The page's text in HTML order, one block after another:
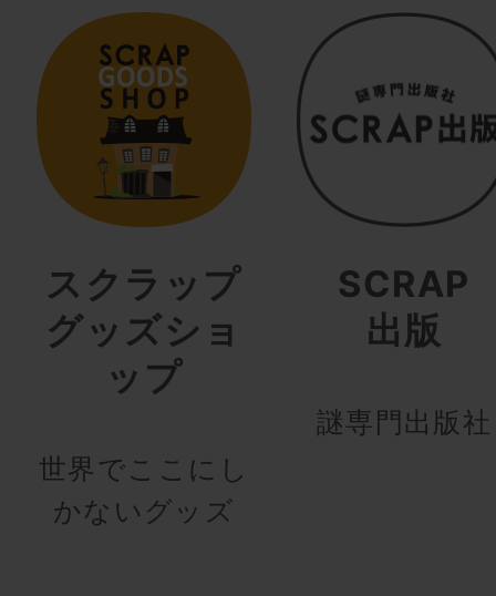
スクラップ
グッズショ
ップ
世界でここにし
かないグッズ
SCRAP
出版
謎専門出版社